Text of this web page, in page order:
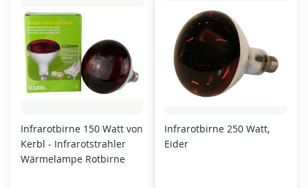
Infrarotbirne 150 Watt von
Kerbl - Infrarotstrahler
Wärmelampe Rotbirne
Infrarotbirne 250 Watt,
Eider